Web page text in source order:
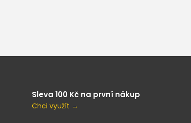
Sleva 100 Kč na první nákup
Chci využít →